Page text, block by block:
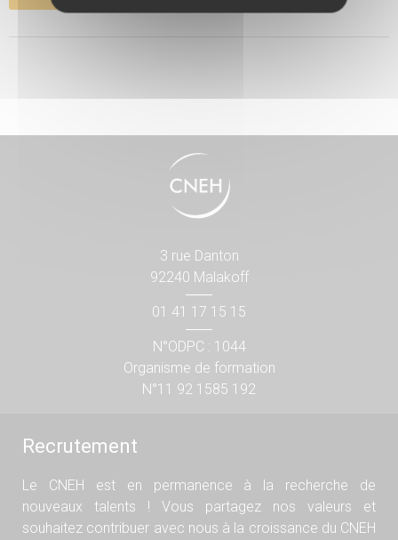
3 rue Danton
92240 Malakoff
01 41 17 15 15
N°ODPC : 1044
Organisme de formation
N°11 92 1585 192
Recrutement
Le CNEH est en permanence à la recherche de
nouveaux talents ! Vous partagez nos valeurs et
souhaitez contribuer avec nous à la croissance du CNEH